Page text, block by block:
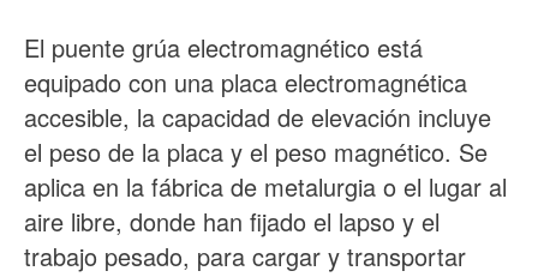
El puente grúa electromagnético está
equipado con una placa electromagnética
accesible, la capacidad de elevación incluye
el peso de la placa y el peso magnético. Se
aplica en la fábrica de metalurgia o el lugar al
aire libre, donde han fijado el lapso y el
trabajo pesado, para cargar y transportar